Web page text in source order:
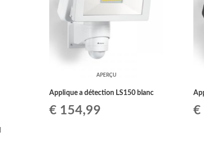
Applique a détection LS150 blanc
€ 154,99
APERÇU
€